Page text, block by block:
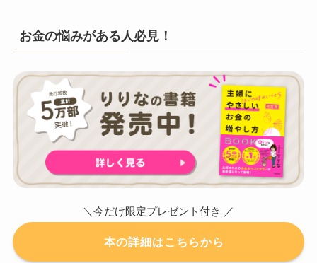
お金の悩みがある人必見！
＼今だけ限定プレゼント付き ／
本の詳細はこちらから